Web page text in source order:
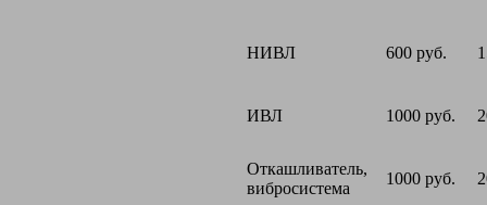
НИВЛ 600 руб.
ИВЛ 1000 руб.
Откашливатель,
вибросистема
1000 руб.